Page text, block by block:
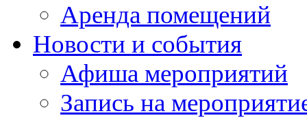
Аренда помещений
Новости и события
Афиша мероприятий
Запись на